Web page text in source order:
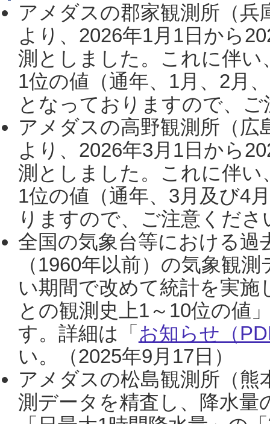
アメダスの郡家観測所（
より、2026年1月1日から
測としました。これに伴い
1位の値（通年、1月、2月
となっておりますので、
アメダスの高野観測所（
より、2026年3月1日から
測としました。これに伴い
1位の値（通年、3月及び4
りますので、ご注意くだ
全国の気象台等における過
（1960年以前）の気象観
い期間で改めて統計を実
との観測史上1～10位の値
す。詳細は「 お知らせ（
い。（2025年9月17日）
アメダスの松島観測所（熊
測データを精査し、降水